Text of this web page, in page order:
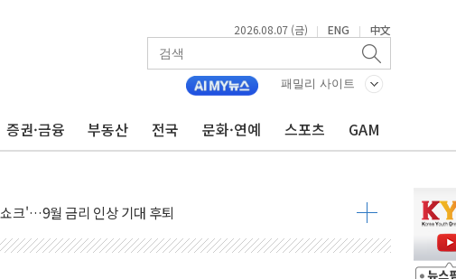
2026.08.07 (금) | ENG | 中文
패밀리 사이트
증권·금융 부동산 전국 문화·연예 스포츠 GAM
고용 쇼크에 반도체주 '활짝'
크'…9월 금리 인상 기대 후퇴
협정 체결